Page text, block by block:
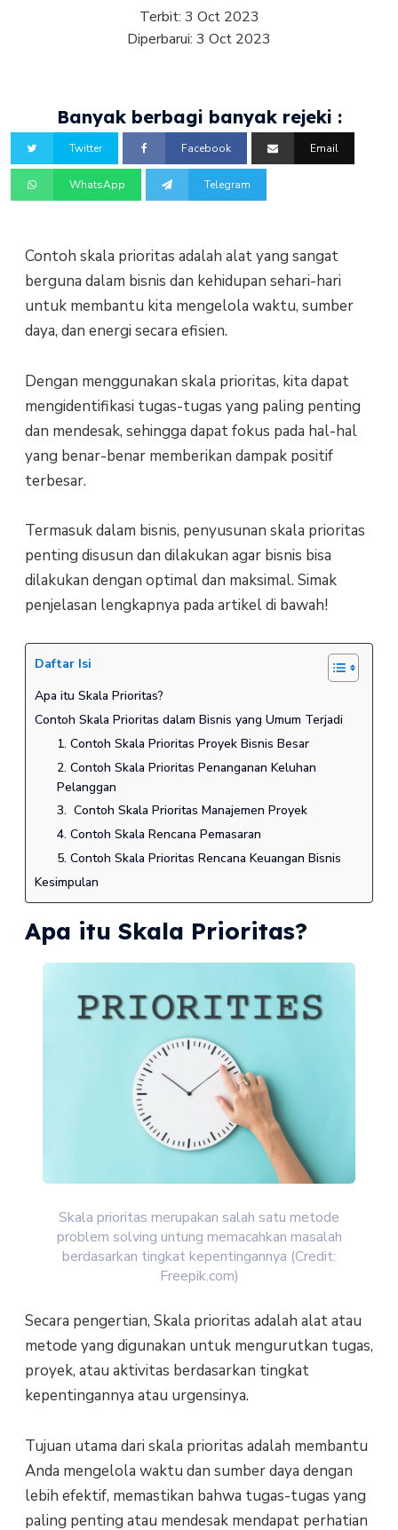
Terbit: 3 Oct 2023
Diperbarui: 3 Oct 2023
Banyak berbagi banyak rejeki :
Twitter Facebook Email
WhatsApp Telegram
Contoh skala prioritas adalah alat yang sangat
berguna dalam bisnis dan kehidupan sehari-hari
untuk membantu kita mengelola waktu, sumber
daya, dan energi secara efisien.
Dengan menggunakan skala prioritas, kita dapat
mengidentifikasi tugas-tugas yang paling penting
dan mendesak, sehingga dapat fokus pada hal-hal
yang benar-benar memberikan dampak positif
terbesar.
Termasuk dalam bisnis, penyusunan skala prioritas
penting disusun dan dilakukan agar bisnis bisa
dilakukan dengan optimal dan maksimal. Simak
penjelasan lengkapnya pada artikel di bawah!
Daftar Isi
Apa itu Skala Prioritas?
Contoh Skala Prioritas dalam Bisnis yang Umum Terjadi
1. Contoh Skala Prioritas Proyek Bisnis Besar
2. Contoh Skala Prioritas Penanganan Keluhan
Pelanggan
3. Contoh Skala Prioritas Manajemen Proyek
4. Contoh Skala Rencana Pemasaran
5. Contoh Skala Prioritas Rencana Keuangan Bisnis
Kesimpulan
Apa itu Skala Prioritas?
Skala prioritas merupakan salah satu metode
problem solving untung memacahkan masalah
berdasarkan tingkat kepentingannya (Credit:
Freepik.com)
Secara pengertian, Skala prioritas adalah alat atau
metode yang digunakan untuk mengurutkan tugas,
proyek, atau aktivitas berdasarkan tingkat
kepentingannya atau urgensinya.
Tujuan utama dari skala prioritas adalah membantu
Anda mengelola waktu dan sumber daya dengan
lebih efektif, memastikan bahwa tugas-tugas yang
paling penting atau mendesak mendapat perhatian